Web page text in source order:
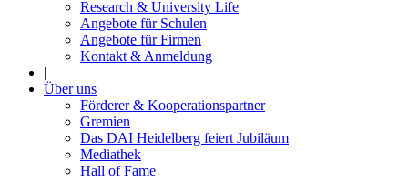
Research & University Life
Angebote für Schulen
Angebote für Firmen
Kontakt & Anmeldung
|
Über uns
Förderer & Kooperationspartner
Gremien
Das DAI Heidelberg feiert Jubiläum
Mediathek
Hall of Fame